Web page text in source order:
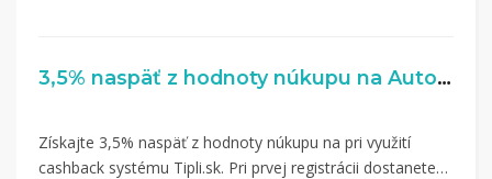
3,5% naspäť z hodnoty núkupu na AutoHotarek.cz
Získajte 3,5% naspäť z hodnoty núkupu na pri využití
cashback systému Tipli.sk. Pri prvej registrácii dostanete